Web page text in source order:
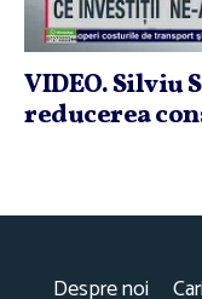
VIDEO. Silviu
reducerea
Despre noi